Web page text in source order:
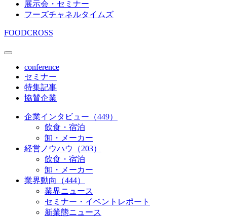
展示会・セミナー
フーズチャネルタイムズ
FOODCROSS
conference
セミナー
特集記事
協賛企業
企業インタビュー（449）
飲食・宿泊
卸・メーカー
経営ノウハウ（203）
飲食・宿泊
卸・メーカー
業界動向（444）
業界ニュース
セミナー・イベントレポート
新業態ニュース